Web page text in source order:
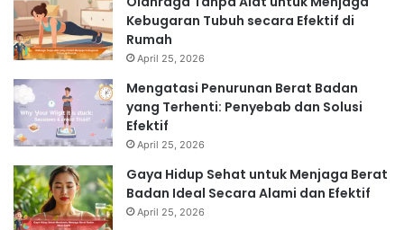
Kebugaran Tubuh secara Efektif di
Rumah
April 25, 2026
Mengatasi Penurunan Berat Badan
yang Terhenti: Penyebab dan Solusi
Efektif
April 25, 2026
Gaya Hidup Sehat untuk Menjaga Berat
Badan Ideal Secara Alami dan Efektif
April 25, 2026